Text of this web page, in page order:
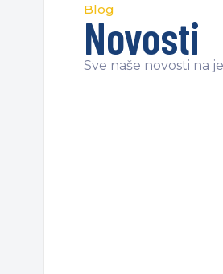
Blog
Novosti
Sve naše novosti na